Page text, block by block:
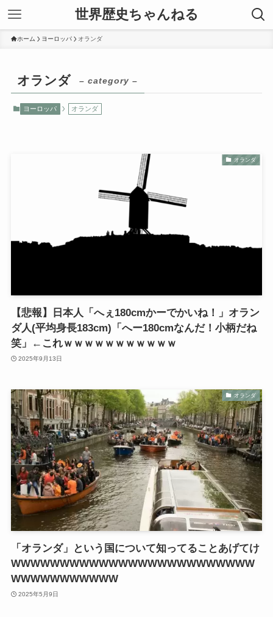
世界歴史ちゃんねる
ホーム ヨーロッパ オランダ
オランダ – category –
ヨーロッパ オランダ
オランダ
【悲報】日本人「へぇ180cmかーでかいね！」オラン
ダ人(平均身長183cm)「へー180cmなんだ！小柄だね
笑」←これｗｗｗｗｗｗｗｗｗｗｗ
2025年9月13日
オランダ
「オランダ」という国について知ってることあげてけ
WWWWWWWWWWWWWWWWWWWWWWWWW
WWWWWWWWWWW
2025年5月9日